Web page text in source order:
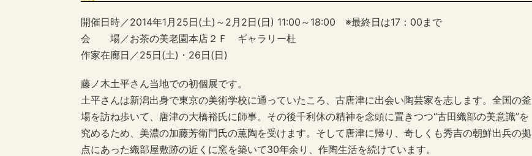
開催日時／2014年1月25日(土)～2月2日(日) 11:00～18:00 ※最終日は17：00まで
会 場／お茶の美老園本店２Ｆ ギャラリー杜
作家在廊日／25日(土)・26日(日)
藤ノ木土平さん当地での初個展です。
土平さんは新潟出身で東京の美術学校に通っていたころ、古唐津に出会い陶芸家を志します。全国の釜
場を訪ね歩いて、唐津の大橋裕氏に師事。その後千利休の精神を念頭に置きつつ“古田織部の美意識”を
究めるため、美濃の加藤芳衛門氏の薫陶を受けます。そして唐津に帰り、奇しくも秀吉の朝鮮出兵の拠
点にあった織部屋敷跡の近くに窯を築いて30年余り、作陶生活を続けています。